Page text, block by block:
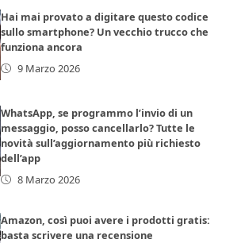
Hai mai provato a digitare questo codice
sullo smartphone? Un vecchio trucco che
funziona ancora
9 Marzo 2026
WhatsApp, se programmo l’invio di un
messaggio, posso cancellarlo? Tutte le
novità sull’aggiornamento più richiesto
dell’app
8 Marzo 2026
Amazon, così puoi avere i prodotti gratis:
basta scrivere una recensione